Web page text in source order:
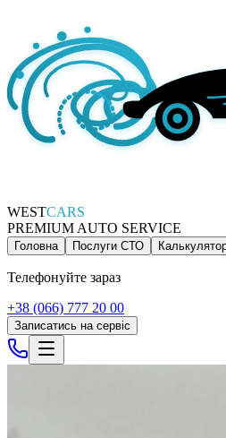
WESTCARS
PREMIUM AUTO SERVICE
Головна Послуги СТО
Телефонуйте зараз
+38 (066) 777 20 00
Записатись на сервіс